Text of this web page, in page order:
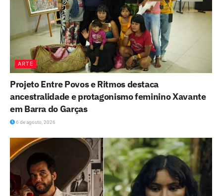
ARTE
Projeto Entre Povos e Ritmos destaca
ancestralidade e protagonismo feminino Xavante
em Barra do Garças
6 de agosto, 2026